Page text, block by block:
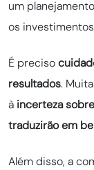
um
os
É preciso
resultados.
à incerteza
traduzirão em
Além disso, a